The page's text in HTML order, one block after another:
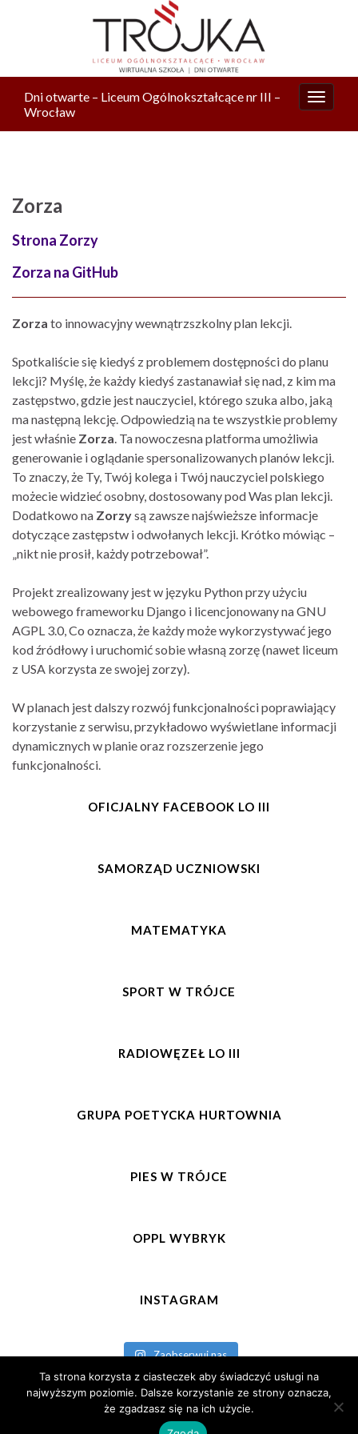
Dni otwarte – Liceum Ogólnokształcące nr III –
Wrocław
Zorza
Strona Zorzy
Zorza na GitHub
Zorza to innowacyjny wewnątrzszkolny plan lekcji.
Spotkaliście się kiedyś z problemem dostępności do planu
lekcji? Myślę, że każdy kiedyś zastanawiał się nad, z kim ma
zastępstwo, gdzie jest nauczyciel, którego szuka albo, jaką
ma następną lekcję. Odpowiedzią na te wszystkie problemy
jest właśnie Zorza . Ta nowoczesna platforma umożliwia
generowanie i oglądanie spersonalizowanych planów lekcji.
To znaczy, że Ty, Twój kolega i Twój nauczyciel polskiego
możecie widzieć osobny, dostosowany pod Was plan lekcji.
Dodatkowo na Zorzysą zawsze najświeższe informacje
dotyczące zastępstw i odwołanych lekcji. Krótko mówiąc –
„nikt nie prosił, każdy potrzebował”.
Projekt zrealizowany jest w języku Python przy użyciu
webowego frameworku Django i licencjonowany na GNU
AGPL 3.0, Co oznacza, że każdy może wykorzystywać jego
kod źródłowy i uruchomić sobie własną zorzę (nawet liceum
z USA korzysta ze swojej zorzy).
W planach jest dalszy rozwój funkcjonalności poprawiający
korzystanie z serwisu, przykładowo wyświetlane informacji
dynamicznych w planie oraz rozszerzenie jego
funkcjonalności.
OFICJALNY FACEBOOK LO III
SAMORZĄD UCZNIOWSKI
MATEMATYKA
SPORT W TRÓJCE
RADIOWĘZEŁ LO III
GRUPA POETYCKA HURTOWNIA
PIES W TRÓJCE
OPPL WYBRYK
INSTAGRAM
Zaobserwuj nas
© 2026 Dni otwarte - Liceum Ogólnokształcące nr III - Wrocław.
Ta strona korzysta z ciasteczek aby świadczyć usługi na
najwyższym poziomie. Dalsze korzystanie ze strony oznacza,
że zgadzasz się na ich użycie.